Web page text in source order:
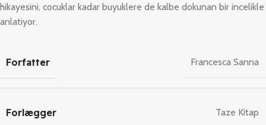
hikayesini, cocuklar kadar buyuklere de kalbe dokunan bir incelikle
anlatiyor.
Forfatter Francesca Sanna
Forlægger Taze Kitap